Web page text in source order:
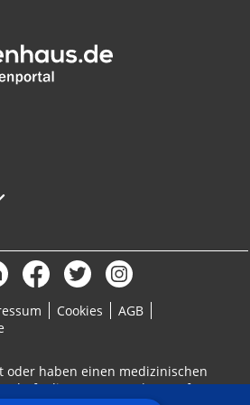
Cookies
AGB
oder haben einen medizinischen
116117 | Notruf: 112
der
Daten zur Auswahl
Standortdaten